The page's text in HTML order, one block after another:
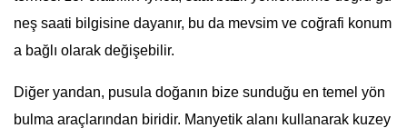
neş saati bilgisine dayanır, bu da mevsim ve coğrafi konum
a bağlı olarak değişebilir.
Diğer yandan, pusula doğanın bize sunduğu en temel yön
bulma araçlarından biridir. Manyetik alanı kullanarak kuzey